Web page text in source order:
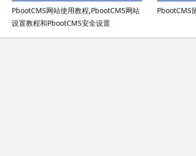
PbootCMS网站使用教程,PbootCMS网站
设置教程和PbootCMS安全设置
PbootCMS